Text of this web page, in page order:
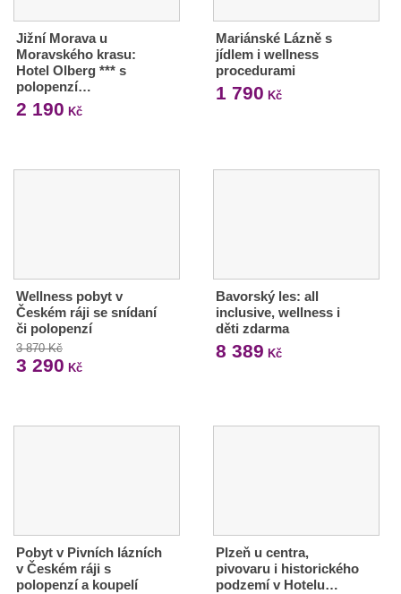
Jižní Morava u
Moravského krasu:
Hotel Olberg *** s
polopenzí…
2 190 Kč
Mariánské Lázně s
jídlem i wellness
procedurami
1 790 Kč
Wellness pobyt v
Českém ráji se snídaní
či polopenzí
3 870 Kč
3 290 Kč
Bavorský les: all
inclusive, wellness i
děti zdarma
8 389 Kč
Pobyt v Pivních lázních
v Českém ráji s
polopenzí a koupelí
Plzeň u centra,
pivovaru i historického
podzemí v Hotelu…